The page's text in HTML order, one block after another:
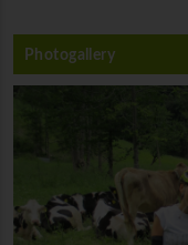
Photogallery